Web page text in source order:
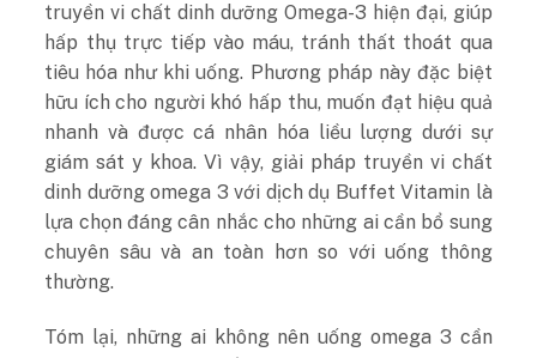
truyền vi chất dinh dưỡng Omega-3 hiện đại, giúp
hấp thụ trực tiếp vào máu, tránh thất thoát qua
tiêu hóa như khi uống. Phương pháp này đặc biệt
hữu ích cho người khó hấp thu, muốn đạt hiệu quả
nhanh và được cá nhân hóa liều lượng dưới sự
giám sát y khoa. Vì vậy, giải pháp truyền vi chất
dinh dưỡng omega 3 với dịch dụ Buffet Vitamin là
lựa chọn đáng cân nhắc cho những ai cần bổ sung
chuyên sâu và an toàn hơn so với uống thông
thường.
Tóm lại, những ai không nên uống omega 3 cần